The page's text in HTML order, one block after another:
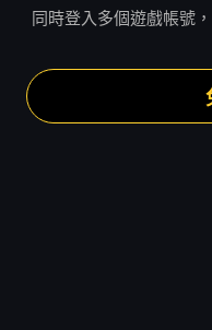
同時登入多個遊戲帳號